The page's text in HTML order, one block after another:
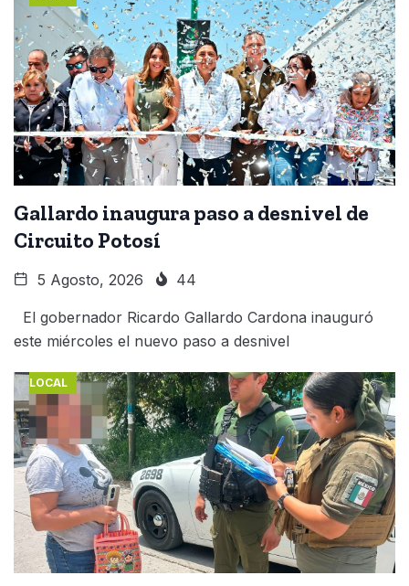
Gallardo inaugura paso a desnivel de
Circuito Potosí
5 Agosto, 2026 44
El gobernador Ricardo Gallardo Cardona inauguró
este miércoles el nuevo paso a desnivel
LOCAL